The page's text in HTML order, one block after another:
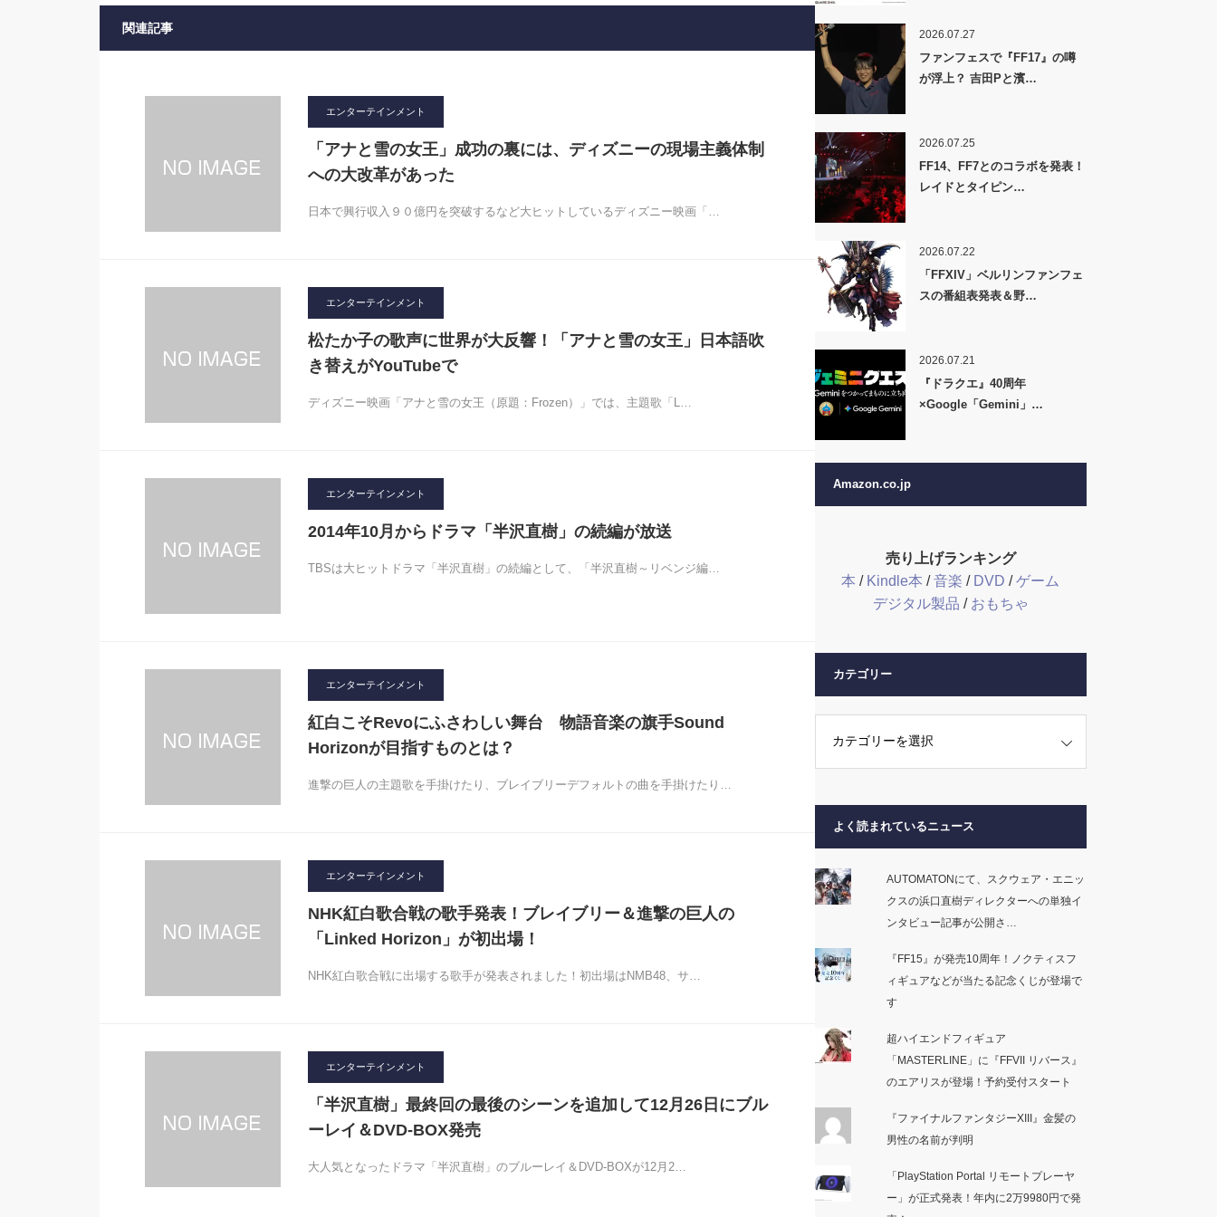
関連記事
エンターテインメント
「アナと雪の女王」成功の裏には、ディズニーの現場主義体制
への大改革があった
日本で興行収入９０億円を突破するなど大ヒットしているディズニー映画「…
エンターテインメント
松たか子の歌声に世界が大反響！「アナと雪の女王」日本語吹
き替えがYouTubeで
ディズニー映画「アナと雪の女王（原題：Frozen）」では、主題歌「L…
エンターテインメント
2014年10月からドラマ「半沢直樹」の続編が放送
TBSは大ヒットドラマ「半沢直樹」の続編として、「半沢直樹～リベンジ編…
エンターテインメント
紅白こそRevoにふさわしい舞台 物語音楽の旗手Sound
Horizonが目指すものとは？
進撃の巨人の主題歌を手掛けたり、ブレイブリーデフォルトの曲を手掛けたり…
エンターテインメント
NHK紅白歌合戦の歌手発表！ブレイブリー＆進撃の巨人の
「Linked Horizon」が初出場！
NHK紅白歌合戦に出場する歌手が発表されました！初出場はNMB48、サ…
エンターテインメント
「半沢直樹」最終回の最後のシーンを追加して12月26日にブル
ーレイ＆DVD-BOX発売
大人気となったドラマ「半沢直樹」のブルーレイ＆DVD-BOXが12月2…
2026.07.27
ファンフェスで『FF17』の噂
が浮上？ 吉田Pと濱…
2026.07.25
FF14、FF7とのコラボを発表！
レイドとタイピン…
2026.07.22
「FFXIV」ベルリンファンフェ
スの番組表発表＆野…
2026.07.21
『ドラクエ』40周年
×Google「Gemini」…
Amazon.co.jp
売り上げランキング
本 / Kindle本 /音楽 / DVD /ゲーム
デジタル製品 / おもちゃ
カテゴリー
よく読まれているニュース
AUTOMATONにて、スクウェア・エニッ
クスの浜口直樹ディレクターへの単独イ
ンタビュー記事が公開さ…
『FF15』が発売10周年！ノクティスフ
ィギュアなどが当たる記念くじが登場で
す
超ハイエンドフィギュア
「MASTERLINE」に『FFVII リバース』
のエアリスが登場！予約受付スタート
『ファイナルファンタジーXIII』金髪の
男性の名前が判明
「PlayStation Portal リモートプレーヤ
ー」が正式発表！年内に2万9980円で発